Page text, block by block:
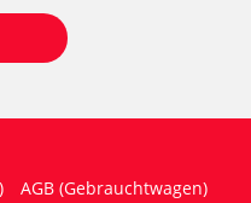
AGB (Gebrauchtwagen)